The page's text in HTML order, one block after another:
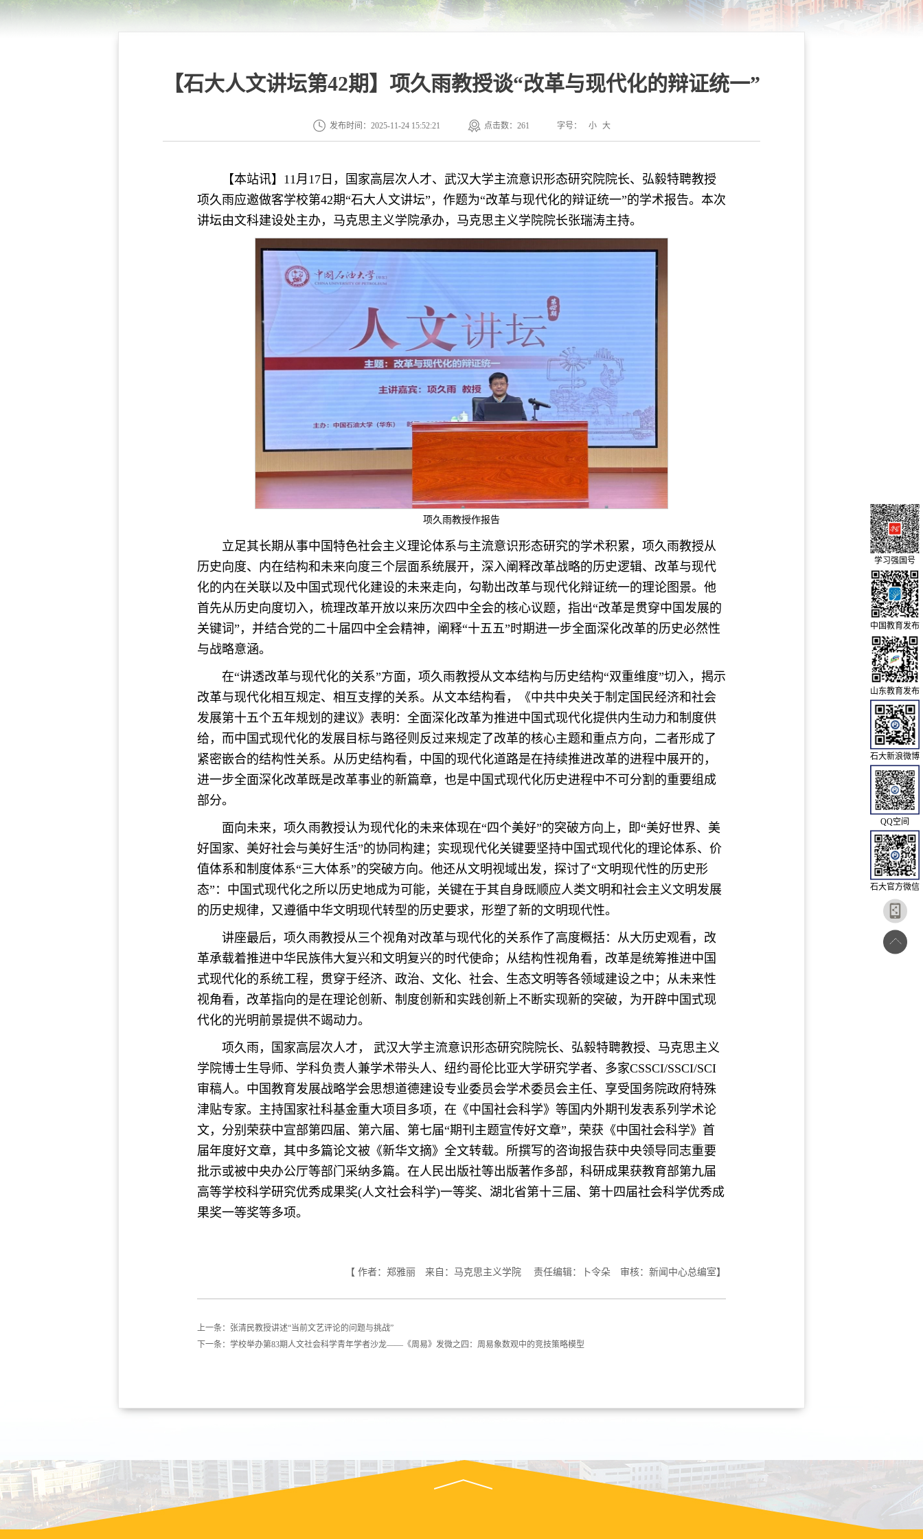
【石大人文讲坛第42期】项久雨教授谈“改革与现代化的辩证统一”
发布时间：2025-11-24 15:52:21 点击数： 261 字号： 小 大
【本站讯】11月17日，国家高层次人才、武汉大学主流意识形态研究院院长、弘毅特聘教授
项久雨应邀做客学校第42期“石大人文讲坛”，作题为“改革与现代化的辩证统一”的学术报告。本次
讲坛由文科建设处主办，马克思主义学院承办，马克思主义学院院长张瑞涛主持。
项久雨教授作报告
立足其长期从事中国特色社会主义理论体系与主流意识形态研究的学术积累，项久雨教授从
历史向度、内在结构和未来向度三个层面系统展开，深入阐释改革战略的历史逻辑、改革与现代
化的内在关联以及中国式现代化建设的未来走向，勾勒出改革与现代化辩证统一的理论图景。他
首先从历史向度切入，梳理改革开放以来历次四中全会的核心议题，指出“改革是贯穿中国发展的
关键词”，并结合党的二十届四中全会精神，阐释“十五五”时期进一步全面深化改革的历史必然性
与战略意涵。
在“讲透改革与现代化的关系”方面，项久雨教授从文本结构与历史结构“双重维度”切入，揭示
改革与现代化相互规定、相互支撑的关系。从文本结构看，《中共中央关于制定国民经济和社会
发展第十五个五年规划的建议》表明：全面深化改革为推进中国式现代化提供内生动力和制度供
给，而中国式现代化的发展目标与路径则反过来规定了改革的核心主题和重点方向，二者形成了
紧密嵌合的结构性关系。从历史结构看，中国的现代化道路是在持续推进改革的进程中展开的，
进一步全面深化改革既是改革事业的新篇章，也是中国式现代化历史进程中不可分割的重要组成
部分。
面向未来，项久雨教授认为现代化的未来体现在“四个美好”的突破方向上，即“美好世界、美
好国家、美好社会与美好生活”的协同构建；实现现代化关键要坚持中国式现代化的理论体系、价
值体系和制度体系“三大体系”的突破方向。他还从文明视域出发，探讨了“文明现代性的历史形
态”：中国式现代化之所以历史地成为可能，关键在于其自身既顺应人类文明和社会主义文明发展
的历史规律，又遵循中华文明现代转型的历史要求，形塑了新的文明现代性。
讲座最后，项久雨教授从三个视角对改革与现代化的关系作了高度概括：从大历史观看，改
革承载着推进中华民族伟大复兴和文明复兴的时代使命；从结构性视角看，改革是统筹推进中国
式现代化的系统工程，贯穿于经济、政治、文化、社会、生态文明等各领域建设之中；从未来性
视角看，改革指向的是在理论创新、制度创新和实践创新上不断实现新的突破，为开辟中国式现
代化的光明前景提供不竭动力。
项久雨，国家高层次人才， 武汉大学主流意识形态研究院院长、弘毅特聘教授、马克思主义
学院博士生导师、学科负责人兼学术带头人、纽约哥伦比亚大学研究学者、多家CSSCI/SSCI/SCI
审稿人。中国教育发展战略学会思想道德建设专业委员会学术委员会主任、享受国务院政府特殊
津贴专家。主持国家社科基金重大项目多项，在《中国社会科学》等国内外期刊发表系列学术论
文，分别荣获中宣部第四届、第六届、第七届“期刊主题宣传好文章”，荣获《中国社会科学》首
届年度好文章，其中多篇论文被《新华文摘》全文转载。所撰写的咨询报告获中央领导同志重要
批示或被中央办公厅等部门采纳多篇。在人民出版社等出版著作多部，科研成果获教育部第九届
高等学校科学研究优秀成果奖(人文社会科学)一等奖、湖北省第十三届、第十四届社会科学优秀成
果奖一等奖等多项。
【 作者：郑雅丽 来自：马克思主义学院 责任编辑：卜令朵 审核：新闻中心总编室】
上一条： 张清民教授讲述“当前文艺评论的问题与挑战”
下一条： 学校举办第83期人文社会科学青年学者沙龙——《周易》发微之四：周易象数观中的竞技策略模型
学习强国号
中国教育发布
山东教育发布
石大新浪微博
QQ空间
石大官方微信